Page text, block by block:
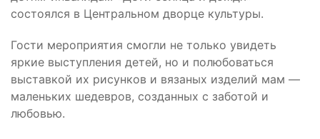
состоялся в Центральном дворце культуры.
Гости мероприятия смогли не только увидеть
яркие выступления детей, но и полюбоваться
выставкой их рисунков и вязаных изделий мам —
маленьких шедевров, созданных с заботой и
любовью.